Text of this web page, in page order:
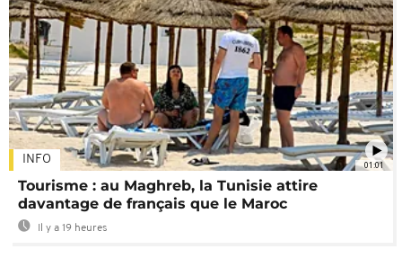
01:01
INFO
Tourisme : au Maghreb, la Tunisie attire
davantage de français que le Maroc
Il y a 19 heures